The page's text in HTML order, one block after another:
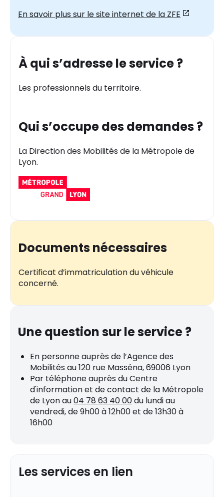
En savoir plus sur le site internet de la ZFE
À qui s’adresse le service ?
Les professionnels du territoire.
Qui s’occupe des demandes ?
La Direction des Mobilités de la Métropole de
Lyon.
Documents nécessaires
Certificat d’immatriculation du véhicule
concerné.
Une question sur le service ?
En personne auprès de l’Agence des
Mobilités au 120 rue Masséna, 69006 Lyon
Par téléphone auprès du Centre
d'information et de contact de la Métropole
de Lyon au04 78 63 40 00du lundi au
vendredi, de 9h00 à 12h00 et de 13h30 à
16h00
Les services en lien